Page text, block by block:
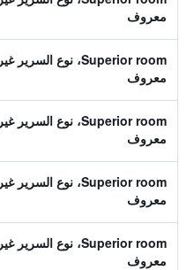
معروف
Superior room، نوع السرير غير
معروف
Superior room، نوع السرير غير
معروف
Superior room، نوع السرير غير
معروف
Superior room، نوع السرير غير
معروف